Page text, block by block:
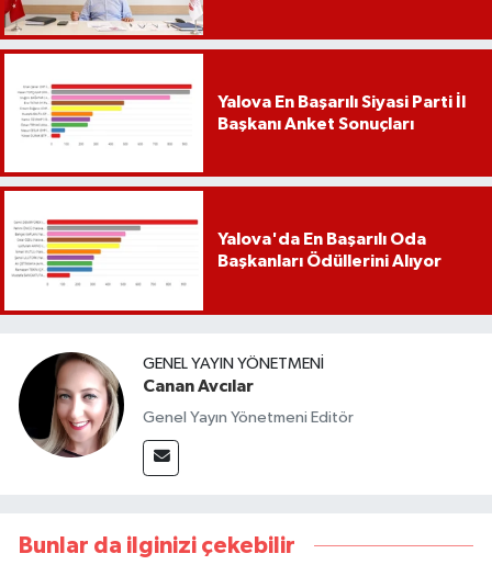
Yalova En Başarılı Siyasi Parti İl
Başkanı Anket Sonuçları
Yalova'da En Başarılı Oda
Başkanları Ödüllerini Alıyor
GENEL YAYIN YÖNETMENI
Canan Avcılar
Genel Yayın Yönetmeni Editör
Bunlar da ilginizi çekebilir